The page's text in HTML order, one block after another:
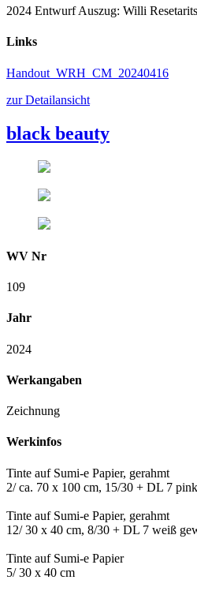
2024 Entwurf Auszug: Willi
Links
Handout_WRH_CM_20240416
zur Detailansicht
black beauty
WV Nr
109
Jahr
2024
Werkangaben
Zeichnung
Werkinfos
Tinte auf Sumi-e Papier, gerahmt
2/ ca. 70 x 100 cm, 15/30 + DL 7
Tinte auf Sumi-e Papier, gerahmt
12/ 30 x 40 cm, 8/30 + DL 7 weiß
Tinte auf Sumi-e Papier
5/ 30 x 40 cm